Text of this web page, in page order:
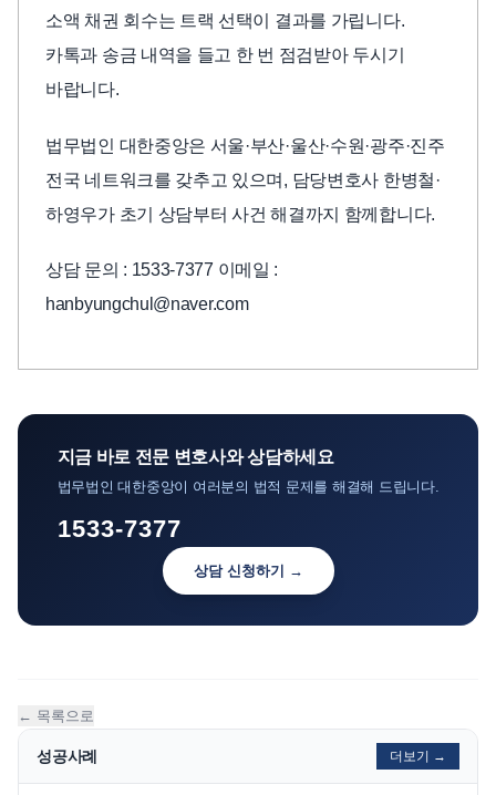
소액 채권 회수는 트랙 선택이 결과를 가립니다.
카톡과 송금 내역을 들고 한 번 점검받아 두시기
바랍니다.
법무법인 대한중앙은 서울·부산·울산·수원·광주·진주
전국 네트워크를 갖추고 있으며, 담당변호사 한병철·
하영우가 초기 상담부터 사건 해결까지 함께합니다.
상담 문의 : 1533-7377 이메일 :
hanbyungchul@naver.com
지금 바로 전문 변호사와 상담하세요
법무법인 대한중앙이 여러분의 법적 문제를 해결해 드립니다.
1533-7377
상담 신청하기 →
← 목록으로
성공사례 더보기 →